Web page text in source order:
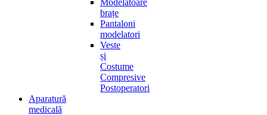
brațe
Pantaloni
modelatori
Veste
și
Costume
Compresive
Postoperatori
Aparatură
medicală